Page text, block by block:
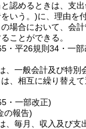
認めるときは、支
いう。)に、理由を
の場合において、会
ことができる。
・平26規則34・一部
、一般会計及び特別
、相互に繰り替え
・一部改正)
の報告)
、毎月、収入及び支